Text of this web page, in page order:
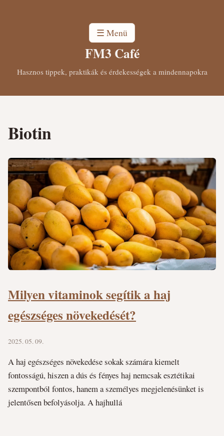
☰ Menü
FM3 Café
Hasznos tippek, praktikák és érdekességek a mindennapokra
Biotin
Milyen vitaminok segítik a haj
egészséges növekedését?
2025. 05. 09.
A haj egészséges növekedése sokak számára kiemelt
fontosságú, hiszen a dús és fényes haj nemcsak esztétikai
szempontból fontos, hanem a személyes megjelenésünket is
jelentősen befolyásolja. A hajhullá